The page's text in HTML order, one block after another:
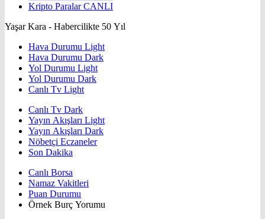
Kripto ParalarCANLI
Yaşar Kara - Habercilikte 50 Yıl
Hava Durumu Light
Hava Durumu Dark
Yol Durumu Light
Yol Durumu Dark
Canlı Tv Light
Canlı Tv Dark
Yayın Akışları Light
Yayın Akışları Dark
Nöbetçi Eczaneler
Son Dakika
Canlı Borsa
Namaz Vakitleri
Puan Durumu
Örnek Burç Yorumu